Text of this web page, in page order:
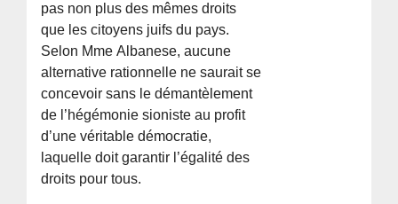
pas non plus des mêmes droits
que les citoyens juifs du pays.
Selon Mme Albanese, aucune
alternative rationnelle ne saurait se
concevoir sans le démantèlement
de l’hégémonie sioniste au profit
d’une véritable démocratie,
laquelle doit garantir l’égalité des
droits pour tous.